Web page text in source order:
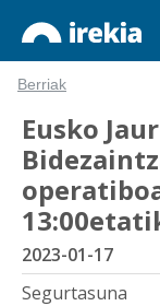
Berriak
Eusko
2023-01-17
Segurtasuna